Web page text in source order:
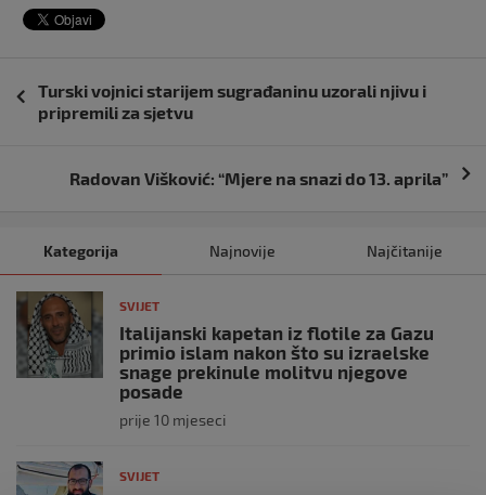
objava
Turski vojnici starijem sugrađaninu uzorali njivu i
pripremili za sjetvu
Radovan Višković: “Mjere na snazi do 13. aprila”
Kategorija Najnovije Najčitanije
SVIJET
Italijanski kapetan iz flotile za Gazu
primio islam nakon što su izraelske
snage prekinule molitvu njegove
posade
prije 10 mjeseci
SVIJET